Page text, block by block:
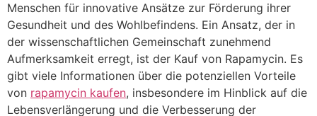
Menschen für innovative Ansätze zur Förderung ihrer
Gesundheit und des Wohlbefindens. Ein Ansatz, der in
der wissenschaftlichen Gemeinschaft zunehmend
Aufmerksamkeit erregt, ist der Kauf von Rapamycin. Es
gibt viele Informationen über die potenziellen Vorteile
von rapamycin kaufen, insbesondere im Hinblick auf die
Lebensverlängerung und die Verbesserung der